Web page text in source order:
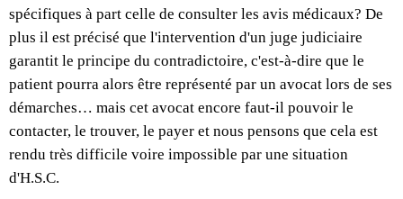
spécifiques à part celle de consulter les avis médicaux? De
plus il est précisé que l'intervention d'un juge judiciaire
garantit le principe du contradictoire, c'est-à-dire que le
patient pourra alors être représenté par un avocat lors de ses
démarches… mais cet avocat encore faut-il pouvoir le
contacter, le trouver, le payer et nous pensons que cela est
rendu très difficile voire impossible par une situation
d'H.S.C.